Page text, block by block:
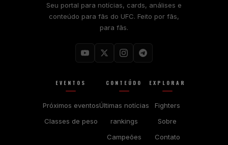
Seu portal para notícias, cards, análises e
conteúdo para fãs do UFC. Feito por fãs,
para fãs.
EVENTOS
Próximos eventos
Classes de peso
CONTEÚDO
Últimas notícias
rankings
Campeões
EXPLORAR
Fighters
Sobre
Contato